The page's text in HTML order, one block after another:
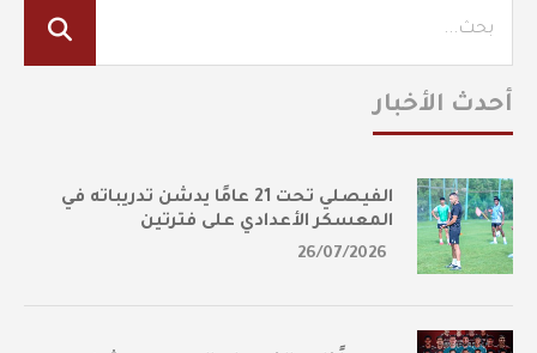
أحدث الأخبار
الفيصلي تحت 21 عامًا يدشن تدريباته في
المعسكر الأعدادي على فترتين
26/07/2026